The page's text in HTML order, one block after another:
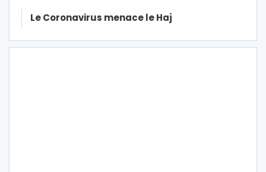
Le Coronavirus menace le Haj